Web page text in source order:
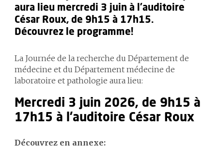
aura lieu mercredi 3 juin à l'auditoire
César Roux, de 9h15 à 17h15.
Découvrez le programme!
La Journée de la recherche du Département de
médecine et du Département médecine de
laboratoire et pathologie aura lieu:
Mercredi 3 juin 2026, de 9h15 à
17h15 à l'auditoire César Roux
Découvrez en annexe: